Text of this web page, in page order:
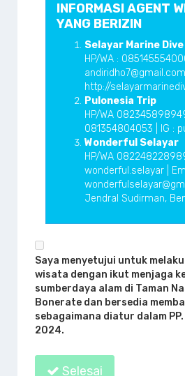
INFORMASI AGENT
YANG BERIZIN
Selayar Marine Dive
HP/WA :
andiridho7@gmail.com
http://
Pulonesia Trip
HP/WA
081354804053 | IG :
Wonderful Selayar
HP/WA
wonderful.selayar |
Jendral Sudirman,
Saya menyetujui untuk
wisata dengan ikut menjaga
sumberdaya alam di Taman
Bonerate dan bersedia
sebagaimana diatur dalam PP.
2024.
Selesai